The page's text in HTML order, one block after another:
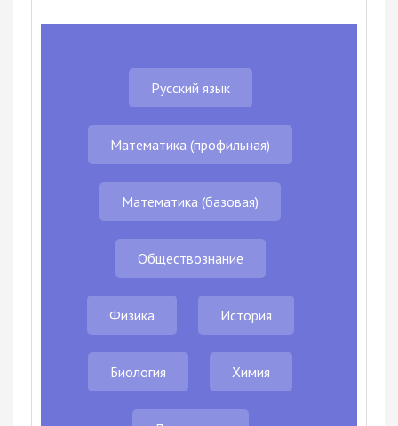
Русский язык
Математика (профильная)
Математика (базовая)
Обществознание
Физика История
Биология Химия